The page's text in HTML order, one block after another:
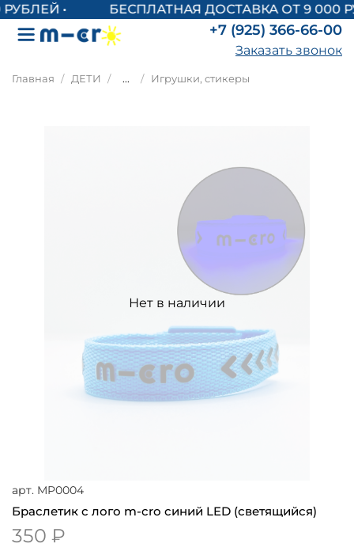
БЕСПЛАТНАЯ ДОСТАВКА ОТ 9 000
+7 (925) 366-66-00
Заказать звонок
Главная ДЕТИ ... Игрушки, стикеры
Нет в наличии
арт. MP0004
Браслетик с лого m-cro синий LED (светящийся)
350 ₽